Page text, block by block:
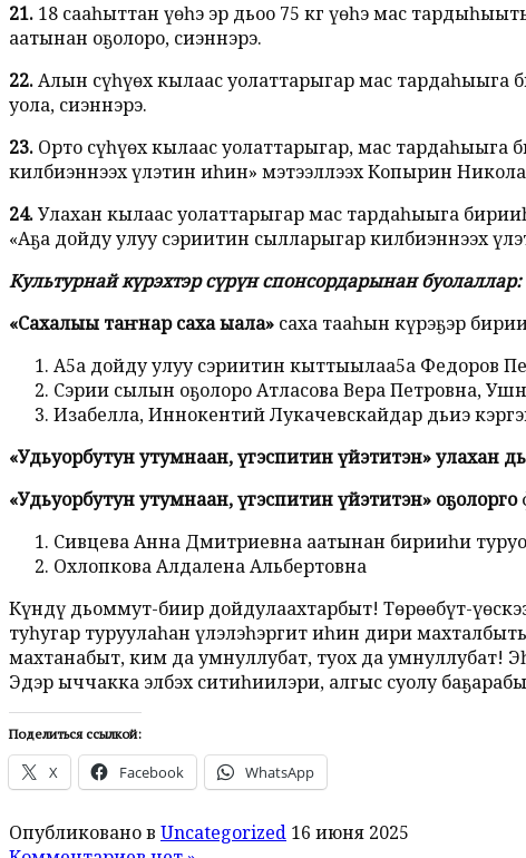
21. 18 сааһыттан үөһэ эр дьоҥҥо 75 кг үөһэ мас
аатынан оҕолоро, сиэннэрэ.
22.Алын сүһүөх кылаас уолаттарыгар мас
уола, сиэннэрэ.
23. Орто сүһүөх кылаас уолаттарыгар, мас тардаһыыга
килбиэннээх үлэтин иһин» мэтээллээх Копырин
24.Улахан кылаас уолаттарыгар мас тардаһыыга
«Аҕа дойду улуу сэриитин сылларыгар килбиэннээх
Культурнай күрэхтэр сүрүн спонсордарынан буолаллар:
«Сахалыы таҥнар саха ыала» саха таҥаһын күрэҕэр
А5а дойду улуу сэриитин кыттыылаа5а Федоров
Сэрии сылын оҕолоро Атласова Вера Петровна,
Изабелла, Иннокентий Лукачевскайдар дьиэ
«Удьуорбутун утумнаан, үгэспитин үйэтитэн» улахан
«Удьуорбутун утумнаан, үгэспитин үйэтитэн» оҕолорго
Сивцева Анна Дмитриевна аатынан бирииһи
Охлопкова Алдалена Альбертовна
Күндү дьоммут-биир дойдулаахтарбыт! Төрөөбүт-
туһугар туруулаһан үлэлэһэргит иһин дириҥ
махтанабыт, ким да умнуллубат, туох да умнуллубат!
Эдэр ыччакка элбэх ситиһиилэри, алгыс суолу
Поделиться ссылкой:
X Facebook WhatsApp
Опубликовано в Uncategorized 16 июня 2025